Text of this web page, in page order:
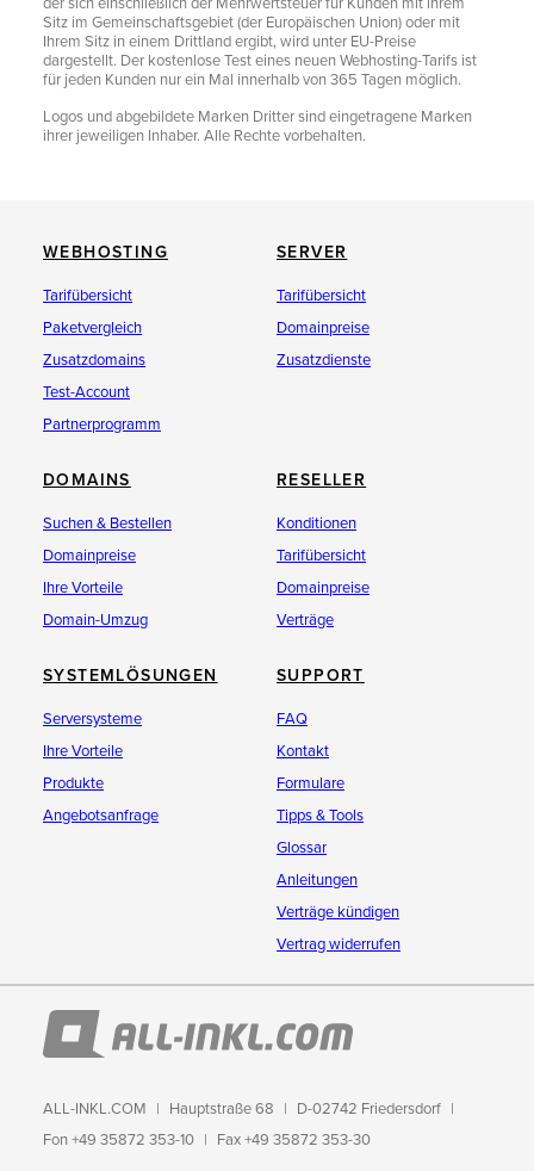
Sitz im Gemeinschaftsgebiet (der Europäischen Union) oder mit
Ihrem Sitz in einem Drittland ergibt, wird unter EU-Preise
dargestellt. Der kostenlose Test eines neuen Webhosting-Tarifs ist
für jeden Kunden nur ein Mal innerhalb von 365 Tagen möglich.
Logos und abgebildete Marken Dritter sind eingetragene Marken
ihrer jeweiligen Inhaber. Alle Rechte vorbehalten.
WEBHOSTING
Tarifübersicht
Paketvergleich
Zusatzdomains
Test-Account
Partnerprogramm
SERVER
Tarifübersicht
Domainpreise
Zusatzdienste
DOMAINS
Suchen & Bestellen
Domainpreise
Ihre Vorteile
Domain-Umzug
RESELLER
Konditionen
Tarifübersicht
Domainpreise
Verträge
SYSTEMLÖSUNGEN
Serversysteme
Ihre Vorteile
Produkte
Angebotsanfrage
SUPPORT
FAQ
Kontakt
Formulare
Tipps & Tools
Glossar
Anleitungen
Verträge kündigen
Vertrag widerrufen
ALL-INKL.COM Hauptstraße 68
D-02742 Friedersdorf
Fon +49 35872 353-10
Fax +49 35872 353-30